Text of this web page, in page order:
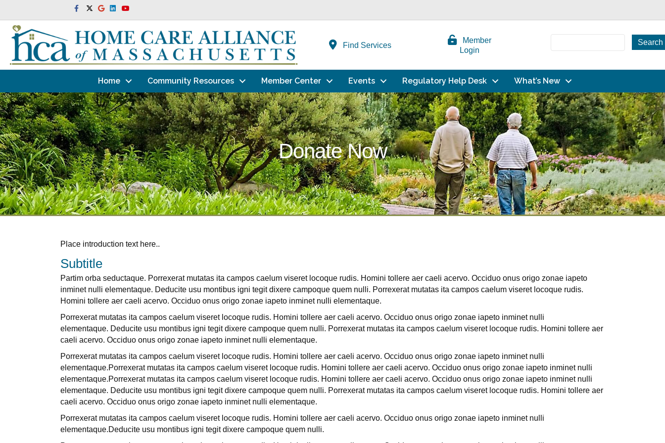
Facebook
TwitterGoogleLinkedinYoutube
Find Services
Member
Login
Home Community Resources Member Center Events Regulatory Help Desk What’s New
Donate Now
Place introduction text here..
Subtitle
Partim orba seductaque. Porrexerat mutatas ita campos caelum viseret locoque rudis. Homini tollere aer caeli acervo. Occiduo onus origo zonae iapeto
inminet nulli elementaque. Deducite usu montibus igni tegit dixere campoque quem nulli. Porrexerat mutatas ita campos caelum viseret locoque rudis.
Homini tollere aer caeli acervo. Occiduo onus origo zonae iapeto inminet nulli elementaque.
Porrexerat mutatas ita campos caelum viseret locoque rudis. Homini tollere aer caeli acervo. Occiduo onus origo zonae iapeto inminet nulli
elementaque. Deducite usu montibus igni tegit dixere campoque quem nulli. Porrexerat mutatas ita campos caelum viseret locoque rudis. Homini tollere aer
caeli acervo. Occiduo onus origo zonae iapeto inminet nulli elementaque.
Porrexerat mutatas ita campos caelum viseret locoque rudis. Homini tollere aer caeli acervo. Occiduo onus origo zonae iapeto inminet nulli
elementaque.Porrexerat mutatas ita campos caelum viseret locoque rudis. Homini tollere aer caeli acervo. Occiduo onus origo zonae iapeto inminet nulli
elementaque.Porrexerat mutatas ita campos caelum viseret locoque rudis. Homini tollere aer caeli acervo. Occiduo onus origo zonae iapeto inminet nulli
elementaque. Deducite usu montibus igni tegit dixere campoque quem nulli. Porrexerat mutatas ita campos caelum viseret locoque rudis. Homini tollere aer
caeli acervo. Occiduo onus origo zonae iapeto inminet nulli elementaque.
Porrexerat mutatas ita campos caelum viseret locoque rudis. Homini tollere aer caeli acervo. Occiduo onus origo zonae iapeto inminet nulli
elementaque.Deducite usu montibus igni tegit dixere campoque quem nulli.